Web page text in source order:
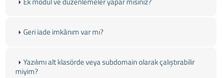
Geri iade imkânım var mı?
Yazılımı alt klasörde veya subdomain olarak çalıştırabilir
miyim?